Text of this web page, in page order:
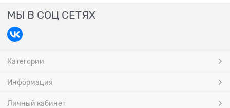
МЫ В СОЦ СЕТЯХ
Категории
Информация
Личный кабинет